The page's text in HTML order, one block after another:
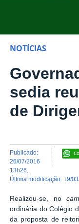
NOTÍCIAS
sedia
de
publicado:
26/07/2016
13h26
última modificação: 19/
Realizou-se, no
ordinária do Colégio
da proposta de